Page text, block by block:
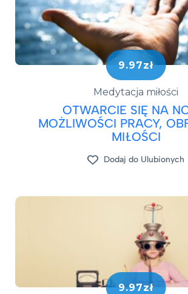
9.97zł
Medytacja miłości
OTWARCIE SIĘ NA
MOŻLIWOŚCI PRACY,
MIŁOŚCI
Dodaj do Ulubionych
9.97zł